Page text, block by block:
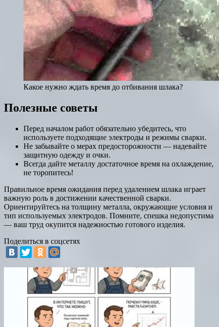
Какое нужно ждать время до отбивания шлака?
Полезные советы
Перед началом работ обязательно убедитесь, что
используете подходящие электроды и режимы сварки.
Не забывайте о мерах предосторожности — надевайте
защитную одежду и очки.
Всегда дайте металлу достаточное время на охлаждение,
не торопитесь!
Правильное время ожидания перед удалением шлака играет
важную роль в достижении качественной сварки.
Ориентируйтесь на толщину металла, окружающие условия и
тип используемых электродов. Помните, спешка недопустима
— ваш труд окупится надежностью готового изделия.
Поделиться в соцсетях